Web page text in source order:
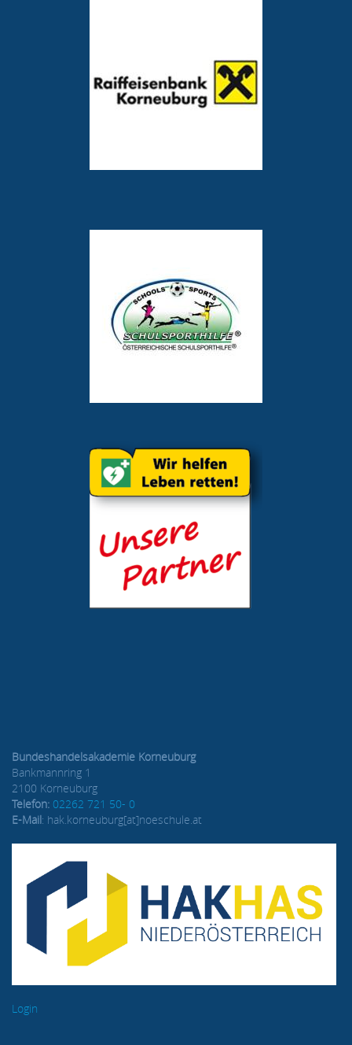
Bundeshandelsakademie Korneuburg
Bankmannring 1
2100 Korneuburg
Telefon: 02262 721 50- 0
E-Mail: hak.korneuburg[at]noeschule.at
Login